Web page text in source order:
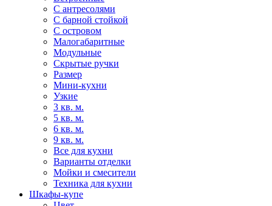
С антресолями
С барной стойкой
С островом
Малогабаритные
Модульные
Скрытые ручки
Размер
Мини-кухни
Узкие
3 кв. м.
5 кв. м.
6 кв. м.
9 кв. м.
Все для кухни
Варианты отделки
Мойки и смесители
Техника для кухни
Шкафы-купе